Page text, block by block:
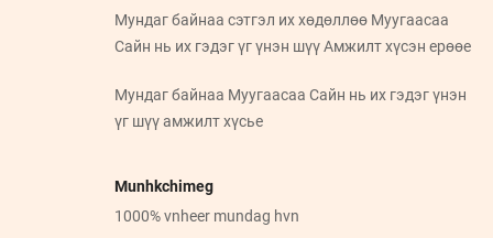
Мундаг байнаа сэтгэл их хөдөллөө Муугаасаа
Сайн нь их гэдэг үг үнэн шүү Амжилт хүсэн ерөөе
Мундаг байнаа Муугаасаа Сайн нь их гэдэг үнэн
үг шүү амжилт хүсье
Munhkchimeg
1000% vnheer mundag hvn